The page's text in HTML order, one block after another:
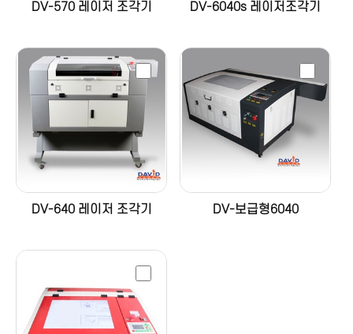
DV-570 레이저 조각기 DV-6040s 레이저조각기
DV-640 레이저 조각기 DV-보급형6040